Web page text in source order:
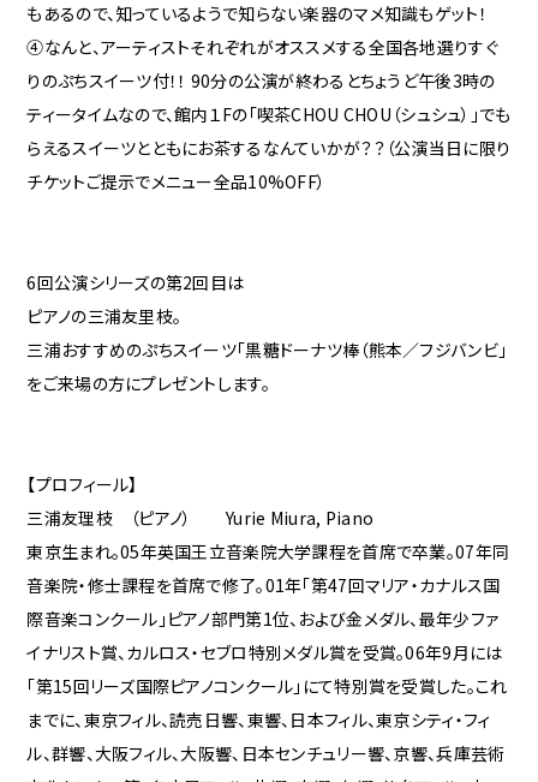
もあるので、知っているようで知らない楽器のマメ知識もゲット！
④なんと、アーティストそれぞれがオススメする全国各地選りすぐ
りのぷちスイーツ付！！ 90分の公演が終わるとちょうど午後3時の
ティータイムなので、館内１Fの「喫茶CHOU CHOU（シュシュ）」でも
らえるスイーツとともにお茶するなんていかが？？（公演当日に限り
チケットご提示でメニュー全品10%OFF）
6回公演シリーズの第2回目は
ピアノの三浦友里枝。
三浦おすすめのぷちスイーツ「黒糖ドーナツ棒（熊本／フジバンビ」
をご来場の方にプレゼントします。
【プロフィール】
三浦友理枝 （ピアノ） Yurie Miura, Piano
東京生まれ。05年英国王立音楽院大学課程を首席で卒業。07年同
音楽院・修士課程を首席で修了。01年「第47回マリア・カナルス国
際音楽コンクール」ピアノ部門第1位、および金メダル、最年少ファ
イナリスト賞、カルロス・セブロ特別メダル賞を受賞。06年9月には
「第15回リーズ国際ピアノコンクール」にて特別賞を受賞した。これ
までに、東京フィル、読売日響、東響、日本フィル、東京シティ・フィ
ル、群響、大阪フィル、大阪響、日本センチュリー響、京響、兵庫芸術